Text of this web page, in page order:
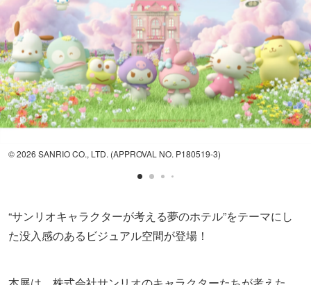
© 2026 SANRIO CO., LTD. (APPROVAL NO. P180519-3)
“サンリオキャラクターが考える夢のホテル”をテーマにし
た没入感のあるビジュアル空間が登場！